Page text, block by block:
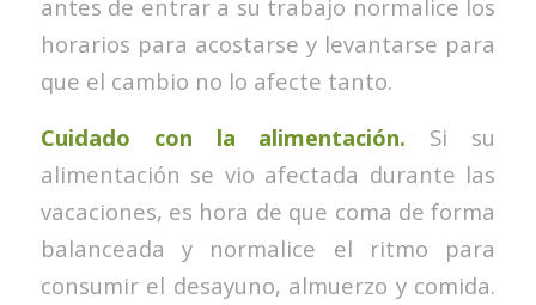
antes de entrar a su trabajo normalice los
horarios para acostarse y levantarse para
que el cambio no lo afecte tanto.
Cuidado con la alimentación. Si su
alimentación se vio afectada durante las
vacaciones, es hora de que coma de forma
balanceada y normalice el ritmo para
consumir el desayuno, almuerzo y comida.